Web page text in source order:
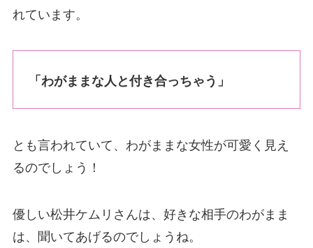
れています。
「わがままな人と付き合っちゃう 」
とも言われていて、わがままな女性が可愛く見え
るのでしょう！
優しい松井ケムリさんは、好きな相手のわがまま
は、聞いてあげるのでしょうね。